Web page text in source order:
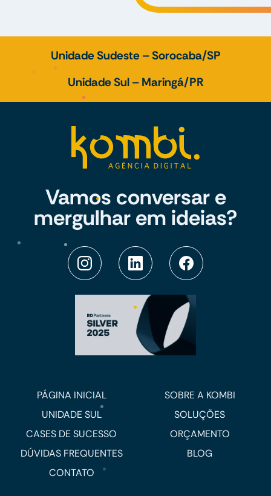
Unidade Sudeste – Sorocaba/SP
Unidade Sul – Maringá/PR
Vamos conversar e
mergulhar em ideias?
PÁGINA INICIAL
SOBRE A KOMBI
UNIDADE SUL
SOLUÇÕES
CASES DE SUCESSO
ORÇAMENTO
DÚVIDAS FREQUENTES
BLOG
CONTATO